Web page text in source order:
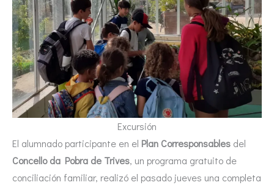
Excursión
El alumnado participante en el Plan Corresponsables del
Concello da Pobra de Trives, un programa gratuito de
conciliación familiar, realizó el pasado jueves una completa